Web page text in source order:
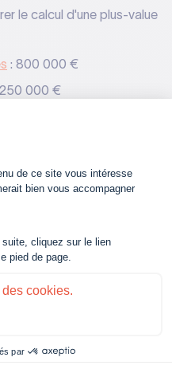
le calcul d'une plus-value
: 800 000 €
250 000 €
40 000 €
comptable : 20 000 €
000 € - 20 000 € = 780
250 000 € + 40 000 € =
290 000 € = 490 000 €
dépendra de l'option